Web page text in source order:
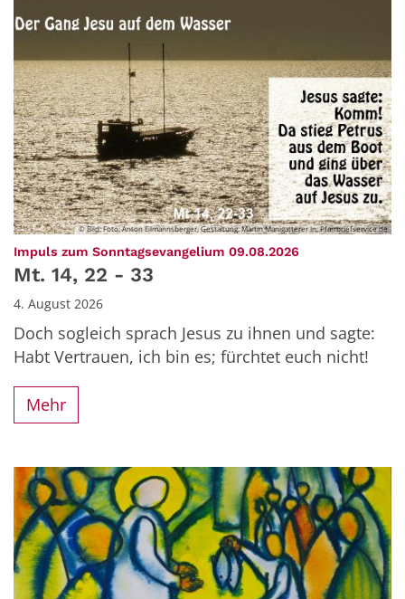
© Bild: Foto: Anton Eilmannsberger, Gestaltung: Martin Manigatterer In: Pfarrbriefservice.de
Impuls zum Sonntagsevangelium 09.08.2026
Mt. 14, 22 - 33
4. August 2026
Doch sogleich sprach Jesus zu ihnen und sagte:
Habt Vertrauen, ich bin es; fürchtet euch nicht!
Mehr